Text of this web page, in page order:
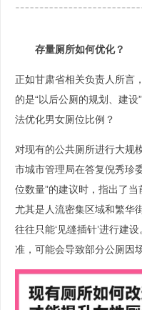
存量厕所如何优化？
正如甘肃省相关负责人所言
的是“以后公厕的规划、建
法优化男女厕位比例？
对现有的公共厕所进行大规
市城市管理局在答复倪秀珍
位数量”的建议时，指出了当
尤其是人流密集区域和繁华
往往只能‘见缝插针’进行建
准，可能会导致部分公厕因